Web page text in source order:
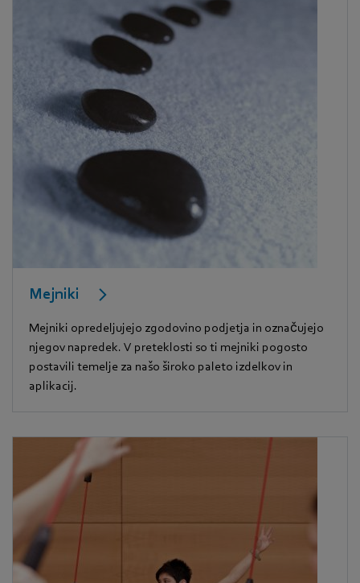
Mejniki
Mejniki opredeljujejo zgodovino podjetja in označujejo
njegov napredek. V preteklosti so ti mejniki pogosto
postavili temelje za našo široko paleto izdelkov in
aplikacij.